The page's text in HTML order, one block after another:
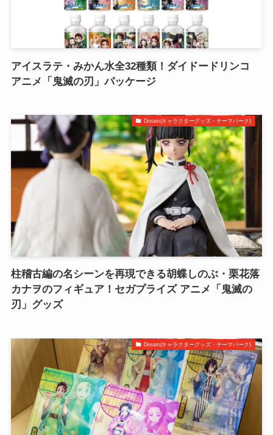
アイスラテ・みかん水全32種類！ダイドードリンコ
アニメ「鬼滅の刃」パッケージ
Dream(キャラクターグッズ・テーマパーク)
柱稽古編の名シーンを再現できる胡蝶しのぶ・栗花落
カナヲのフィギュア！セガプライズ アニメ「鬼滅の
刃」グッズ
Dream(キャラクターグッズ・テーマパーク)